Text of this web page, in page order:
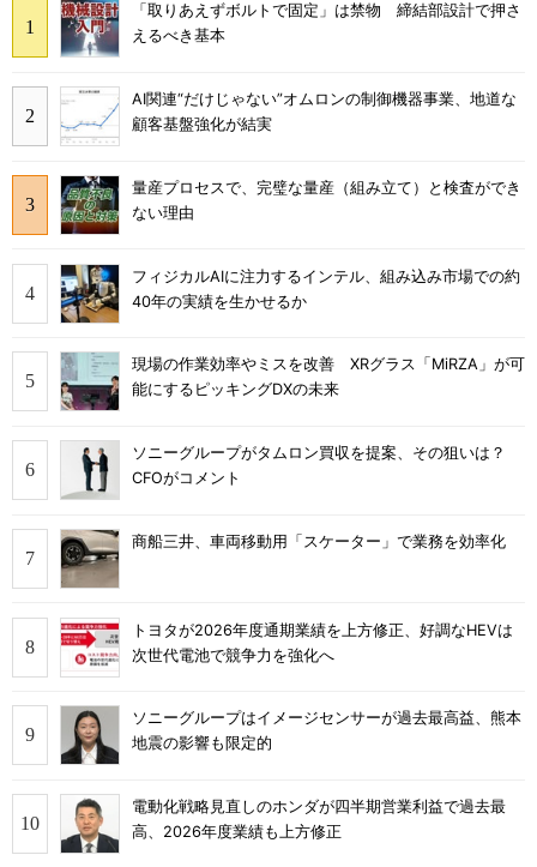
「取りあえずボルトで固定」は禁物 締結部設計で押さ
えるべき基本
AI関連“だけじゃない”オムロンの制御機器事業、地道な
顧客基盤強化が結実
量産プロセスで、完璧な量産（組み立て）と検査ができ
ない理由
フィジカルAIに注力するインテル、組み込み市場での約
40年の実績を生かせるか
現場の作業効率やミスを改善 XRグラス「MiRZA」が可
能にするピッキングDXの未来
ソニーグループがタムロン買収を提案、その狙いは？
CFOがコメント
商船三井、車両移動用「スケーター」で業務を効率化
トヨタが2026年度通期業績を上方修正、好調なHEVは
次世代電池で競争力を強化へ
ソニーグループはイメージセンサーが過去最高益、熊本
地震の影響も限定的
電動化戦略見直しのホンダが四半期営業利益で過去最
高、2026年度業績も上方修正